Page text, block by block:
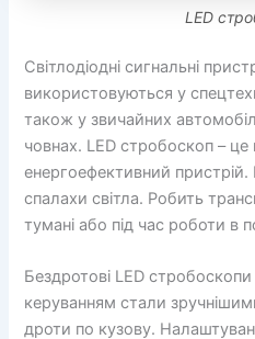
LED
Світлодіодні сигнальні
використовуються у
також у звичайних
човнах. LED стробоскоп –
енергоефективний пристрій.
спалахи світла. Робить
тумані або під час роботи в
Бездротові LED
керуванням стали
дроти по кузову.